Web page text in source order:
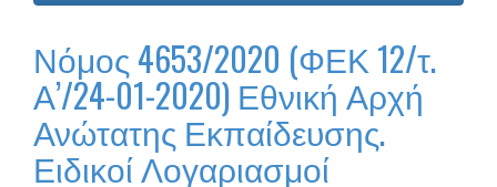
Νόμος 4653/2020 (ΦΕΚ 12/τ.
Α’/24-01-2020) Εθνική Αρχή
Ανώτατης Εκπαίδευσης.
Ειδικοί Λογαριασμοί